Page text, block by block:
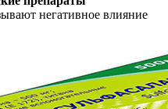
негативное влияние